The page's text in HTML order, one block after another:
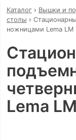
Каталог› Вышки и
столы ›
ножницами Lema LM
Lema